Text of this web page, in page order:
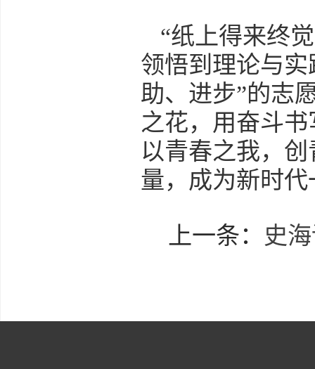
“纸上得来终
领悟到理论与
助、进步”的志
之花，用奋斗
以青春之我，
量，成为新时
上一条： 史